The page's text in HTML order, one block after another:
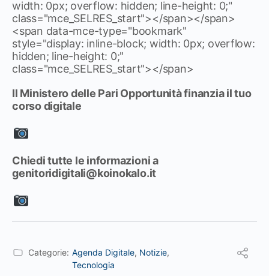
width: 0px; overflow: hidden; line-height: 0;"
class="mce_SELRES_start"> </span> </span>
<span data-mce-type="bookmark"
style="display: inline-block; width: 0px; overflow:
hidden; line-height: 0;"
class="mce_SELRES_start"> </span>
Il Ministero delle Pari Opportunità finanzia il tuo
corso digitale
Chiedi tutte le informazioni a
genitoridigitali@koinokalo.it
Categorie: Agenda Digitale, Notizie,
Tecnologia